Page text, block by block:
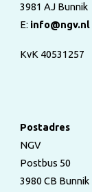
3981 AJ Bunnik
E: info@ngv.nl
KvK 40531257
Postadres
NGV
Postbus 50
3980 CB Bunnik